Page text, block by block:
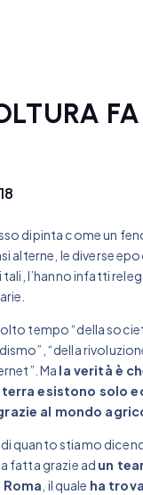
dipinta come un
alterne, le diverse
l’hanno infatti
tempo “della
“della
Ma la verità è
terra esistono solo
al mondo
quanto stiamo
fatta grazie ad un
, il quale ha